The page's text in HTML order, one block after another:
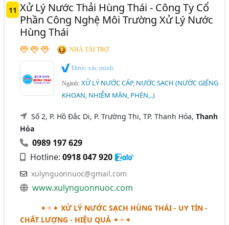
11 Xử Lý Nước Thải Hùng Thái - Công Ty Cổ
Phần Công Nghệ Môi Trường Xử Lý Nước
Hùng Thái
NHÀ TÀI TRỢ
Được xác minh
Ngành:XỬ LÝ NƯỚC CẤP, NƯỚC SẠCH (NƯỚC GIẾNG
KHOAN, NHIỄM MẶN, PHÈN,..)
Số 2, P. Hồ Đắc Di, P. Trường Thi, TP. Thanh Hóa,Thanh
Hóa
0989 197 629
Hotline:0918 047 920
xulynguonnuoc@gmail.com
www.xulynguonnuoc.com
✦✧✦XỬ LÝ NƯỚC SẠCH HÙNG THÁI - UY TÍN -
CHẤT LƯỢNG - HIỆU QUẢ ✦✧✦